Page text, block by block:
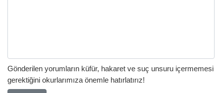
Gönderilen yorumların küfür, hakaret ve suç unsuru içermemesi
gerektiğini okurlarımıza önemle hatırlatırız!